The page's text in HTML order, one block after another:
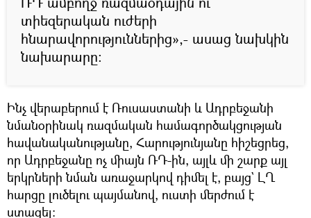
տիեզերական ուժերի
հնարավորություններից»,- ասաց նախկին
նախարարը։
Ինչ վերաբերում է Ռուսաստանի և Ադրբեջանի
նմանօրինակ ռազմական համագործակցության
հավանականությանը, Հարությունյանը հիշեցրեց,
որ Ադրբեջանը ոչ միայն ՌԴ-ին, այլև մի շարք այլ
երկրների նման առաջարկով դիմել է, բայց` ԼՂ
հարցը լուծելու պայմանով, ուստի մերժում է
ստացել։